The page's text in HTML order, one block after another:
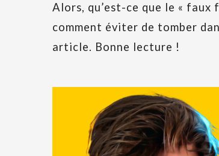
Alors, qu’est-ce que le « faux
comment éviter de tomber
article. Bonne lecture !